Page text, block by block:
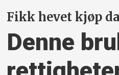
Fikk hevet kjøp
Denne